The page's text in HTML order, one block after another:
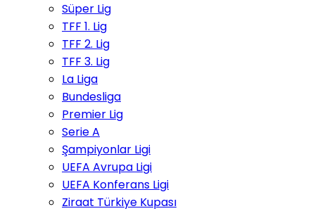
Süper Lig
TFF 1. Lig
TFF 2. Lig
TFF 3. Lig
La Liga
Bundesliga
Premier Lig
Serie A
Şampiyonlar Ligi
UEFA Avrupa Ligi
UEFA Konferans Ligi
Ziraat Türkiye Kupası